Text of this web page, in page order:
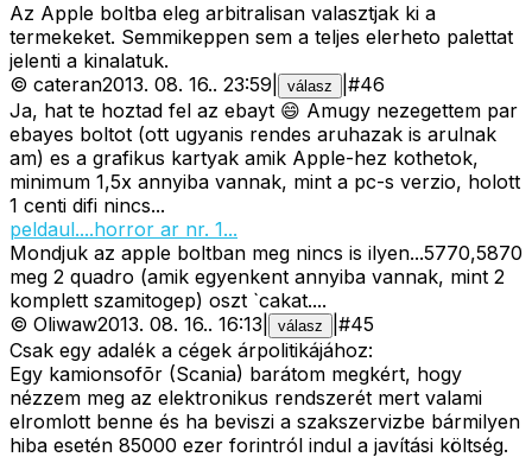
Az Apple boltba eleg arbitralisan valasztjak ki a
termekeket. Semmikeppen sem a teljes elerheto palettat
jelenti a kinalatuk.
© cateran2013. 08. 16.. 23:59 válasz #46
Ja, hat te hoztad fel az ebayt 😄 Amugy nezegettem par
ebayes boltot (ott ugyanis rendes aruhazak is arulnak
am) es a grafikus kartyak amik Apple-hez kothetok,
minimum 1,5x annyiba vannak, mint a pc-s verzio, holott
1 centi difi nincs...
peldaul....horror ar nr. 1...
Mondjuk az apple boltban meg nincs is ilyen...5770,5870
meg 2 quadro (amik egyenkent annyiba vannak, mint 2
komplett szamitogep) oszt `cakat....
© Oliwaw2013. 08. 16.. 16:13 válasz #45
Csak egy adalék a cégek árpolitikájához:
Egy kamionsofõr (Scania) barátom megkért, hogy
nézzem meg az elektronikus rendszerét mert valami
elromlott benne és ha beviszi a szakszervizbe bármilyen
hiba esetén 85000 ezer forintról indul a javítási költség.